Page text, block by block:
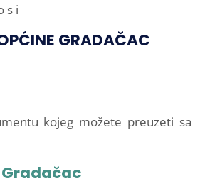
s i
GRADAČAC
kojeg možete preuzeti sa